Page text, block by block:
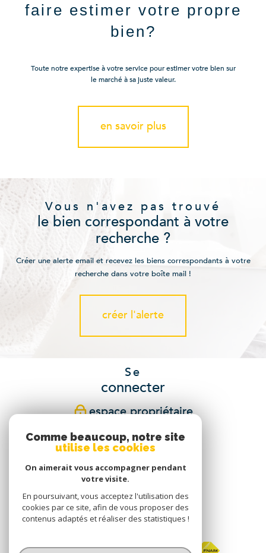
faire estimer votre propre
bien?
Toute notre expertise à votre service pour estimer votre bien sur
le marché à sa juste valeur.
en savoir plus
Vous n'avez pas trouvé
le bien correspondant à votre
recherche ?
Créer une alerte email et recevez les biens correspondants à votre
recherche dans votre boîte mail !
créer l'alerte
Se
connecter
espace propriétaire
Nous
suivre
Nous
adhérons
Comme beaucoup, notre site
utilise les cookies
On aimerait vous accompagner pendant
votre visite.
En poursuivant, vous acceptez l'utilisation des
cookies par ce site, afin de vous proposer des
contenus adaptés et réaliser des statistiques !